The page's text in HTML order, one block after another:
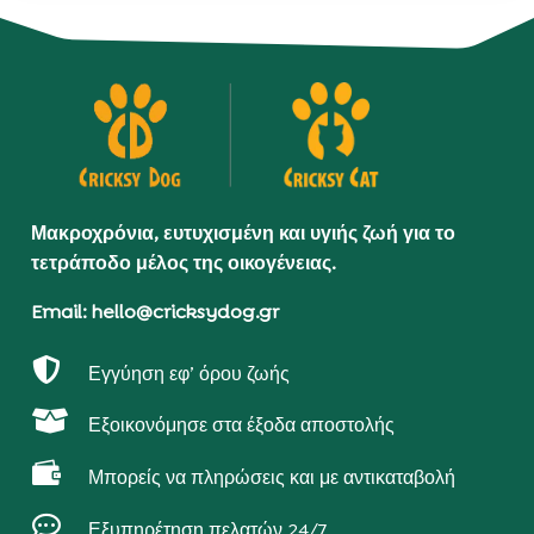
Μακροχρόνια, ευτυχισμένη και υγιής ζωή για το
τετράποδο μέλος της οικογένειας.
Email: hello@cricksydog.gr
 Εγγύηση εφ’ όρου ζωής
 Εξοικονόμησε στα έξοδα αποστολής
 Μπορείς να πληρώσεις και με αντικαταβολή
